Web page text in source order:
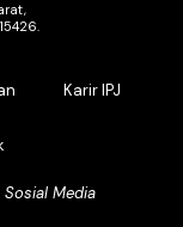
Karir IPJ
Sosial Media